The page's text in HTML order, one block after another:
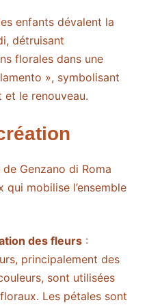
enfants dévalent la
détruisant
florales dans une
», symbolisant
et le renouveau.
Genzano di Roma
mobilise l’ensemble
des fleurs :
principalement des
sont utilisées
Les pétales sont